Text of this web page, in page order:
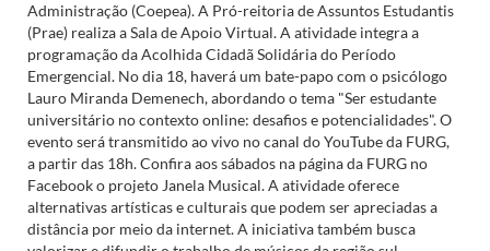
Administração (Coepea). A Pró-reitoria de Assuntos Estudantis
(Prae) realiza a Sala de Apoio Virtual. A atividade integra a
programação da Acolhida Cidadã Solidária do Período
Emergencial. No dia 18, haverá um bate-papo com o psicólogo
Lauro Miranda Demenech, abordando o tema "Ser estudante
universitário no contexto online: desafios e potencialidades". O
evento será transmitido ao vivo no canal do YouTube da FURG,
a partir das 18h. Confira aos sábados na página da FURG no
Facebook o projeto Janela Musical. A atividade oferece
alternativas artísticas e culturais que podem ser apreciadas a
distância por meio da internet. A iniciativa também busca